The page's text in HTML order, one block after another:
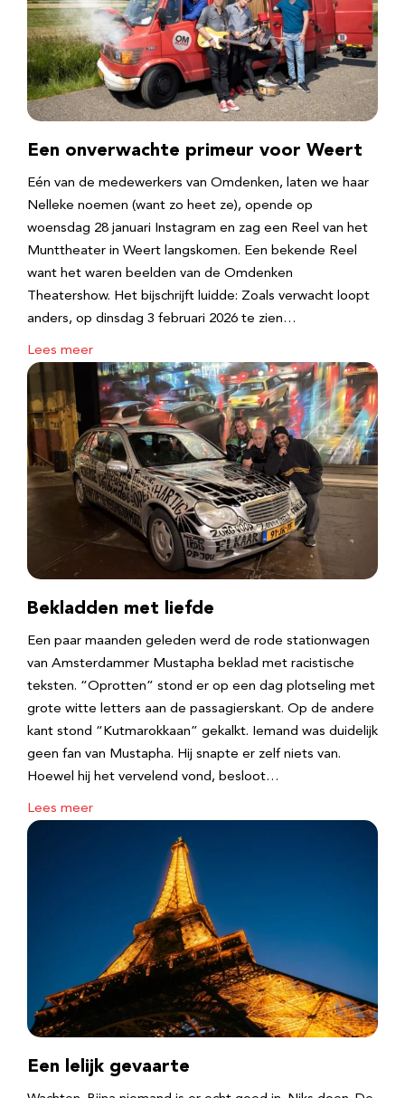
Een onverwachte primeur voor Weert
Eén van de medewerkers van Omdenken, laten we haar
Nelleke noemen (want zo heet ze), opende op
woensdag 28 januari Instagram en zag een Reel van het
Munttheater in Weert langskomen. Een bekende Reel
want het waren beelden van de Omdenken
Theatershow. Het bijschrijft luidde: Zoals verwacht loopt
anders, op dinsdag 3 februari 2026 te zien…
Lees meer
Bekladden met liefde
Een paar maanden geleden werd de rode stationwagen
van Amsterdammer Mustapha beklad met racistische
teksten. “Oprotten” stond er op een dag plotseling met
grote witte letters aan de passagierskant. Op de andere
kant stond “Kutmarokkaan” gekalkt. Iemand was duidelijk
geen fan van Mustapha. Hij snapte er zelf niets van.
Hoewel hij het vervelend vond, besloot…
Lees meer
Een lelijk gevaarte